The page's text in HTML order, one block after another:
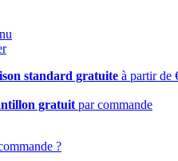
standard gratuite à partir de
gratuit par commande
?